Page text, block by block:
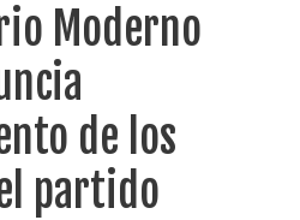
Moderno
de los
partido